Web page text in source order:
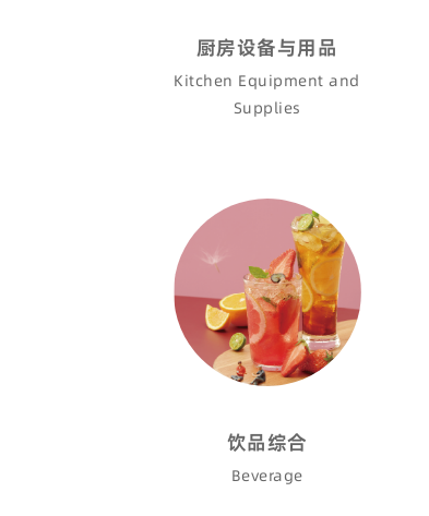
厨房设备与用品
Kitchen Equipment and
Supplies
饮品综合
Beverage